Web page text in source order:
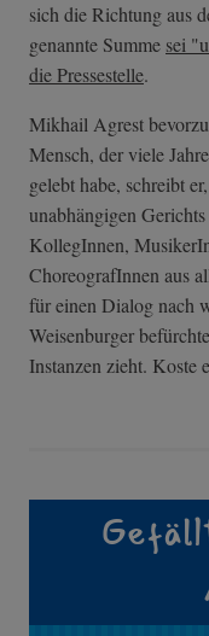
sich die Richtung aus
genannte Summe sei
die Pressestelle.
Mikhail Agrest
Mensch, der viele
gelebt habe, schreibt
unabhängigen
KollegInnen,
ChoreografInnen aus
für einen Dialog nach
Weisenburger
Instanzen zieht. Koste